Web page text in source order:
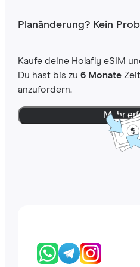
Planänderung? Kein
Kaufe deine Holafly eSIM
Du hast bis zu 6 Monate
anzufordern.
Mehr